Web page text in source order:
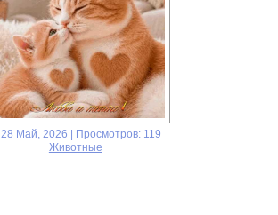
28 Май, 2026 | Просмотров: 119
Животные